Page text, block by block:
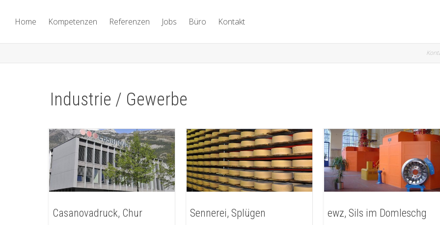
Home Kompetenzen Referenzen Jobs Büro Kontakt
Industrie / Gewerbe
Casanovadruck, Chur Sennerei, Splügen ewz, Sils im Domleschg